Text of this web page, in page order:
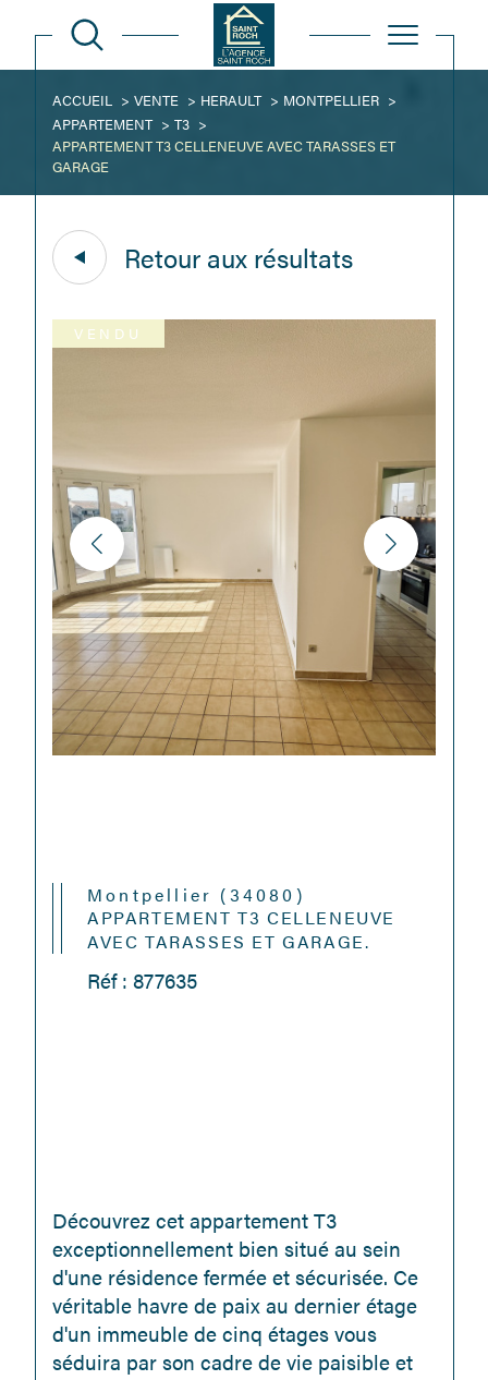
ACCUEIL VENTE HERAULT
MONTPELLIER
APPARTEMENT
T3
APPARTEMENT T3 CELLENEUVE AVEC TARASSES ET
GARAGE
Retour aux résultats
VENDU
Montpellier (34080)
APPARTEMENT T3 CELLENEUVE
AVEC TARASSES ET GARAGE.
Réf : 877635
Découvrez cet appartement T3
exceptionnellement bien situé au sein
d'une résidence fermée et sécurisée. Ce
véritable havre de paix au dernier étage
d'un immeuble de cinq étages vous
séduira par son cadre de vie paisible et